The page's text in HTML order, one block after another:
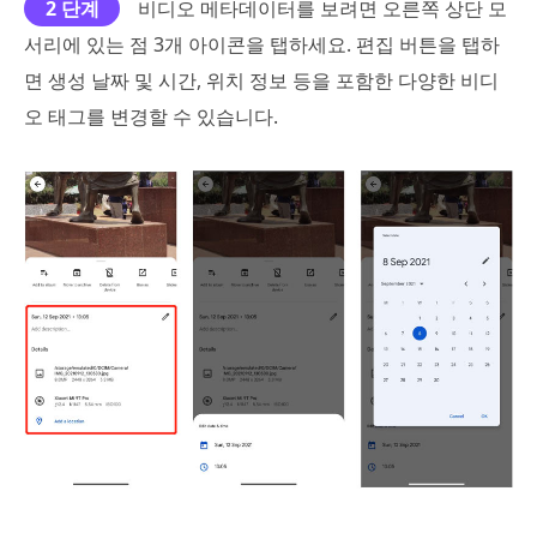
2 단계
비디오 메타데이터를 보려면 오른쪽 상단 모
서리에 있는 점 3개 아이콘을 탭하세요. 편집 버튼을 탭하
면 생성 날짜 및 시간, 위치 정보 등을 포함한 다양한 비디
오 태그를 변경할 수 있습니다.